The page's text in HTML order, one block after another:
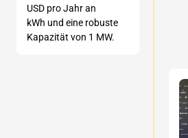
USD pro Jahr an
kWh und eine robuste
Kapazität von 1 MW.